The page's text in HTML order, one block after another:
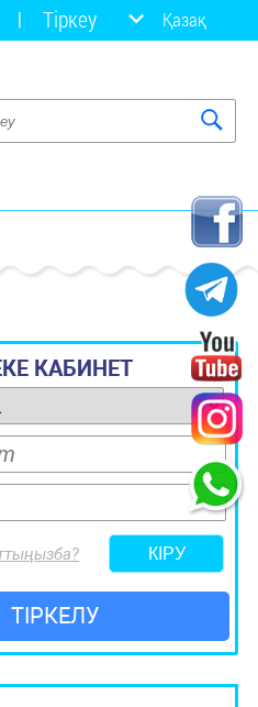
Тіркеу Қазақ
КАБИНЕТ
ТІРКЕЛУ